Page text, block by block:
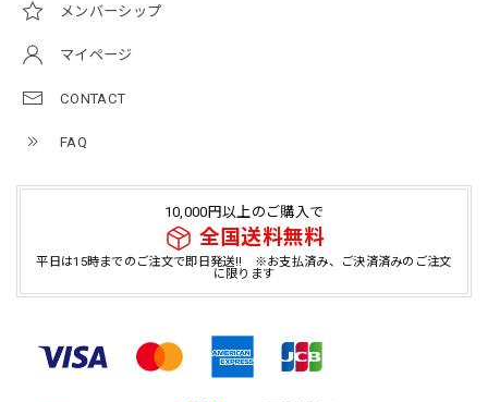
メンバーシップ
マイページ
CONTACT
FAQ
10,000円以上のご購入で
全国送料無料
平日は15時までのご注文で即日発送!! ※お支払済み、ご決済済みのご注文
に限ります